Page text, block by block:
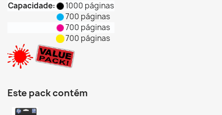
Capacidade:
1000 páginas
700 páginas
700 páginas
700 páginas
Este pack contém